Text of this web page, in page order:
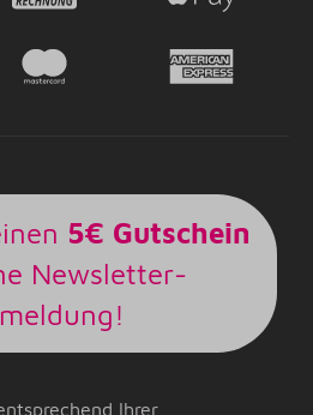
5€ Gutschein
Newsletter-
Ihrer